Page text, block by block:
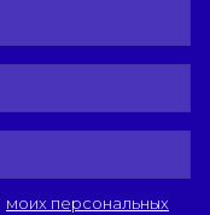
моих персональных